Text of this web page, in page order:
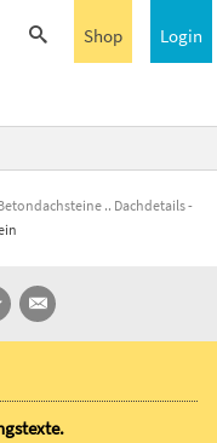
Login
Shop
Dachdetails -